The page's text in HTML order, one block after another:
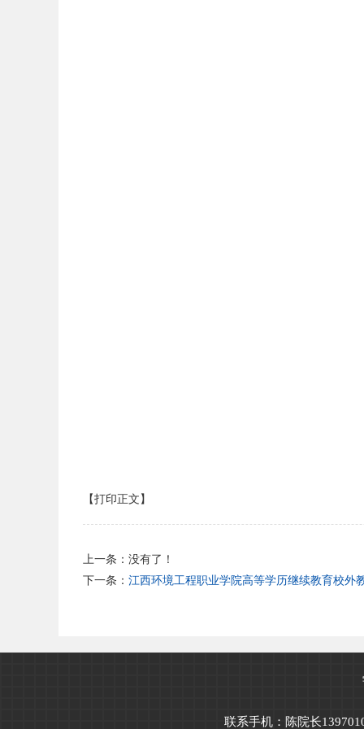
【打印正文】
上一条：没有了！
下一条： 江西环境工程职业学院高等学历继续教育校外
联系手机：陈院长